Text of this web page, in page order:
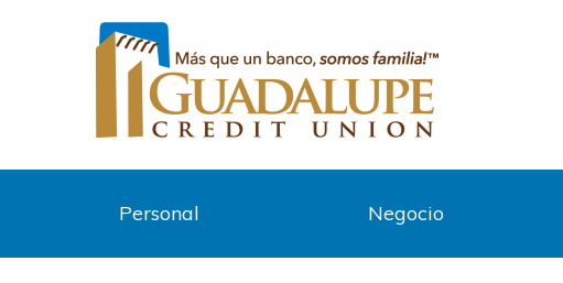
Personal Negocio